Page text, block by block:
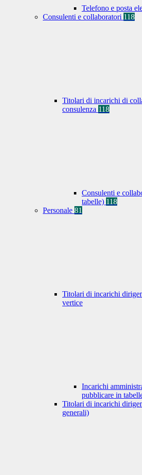
Telefono e posta
Consulenti e collaboratori 118
Titolari di incarichi di
consulenza 118
Consulenti e
tabelle) 118
Personale 81
Titolari di incarichi
vertice
Incarichi
pubblicare in
Titolari di incarichi
generali)